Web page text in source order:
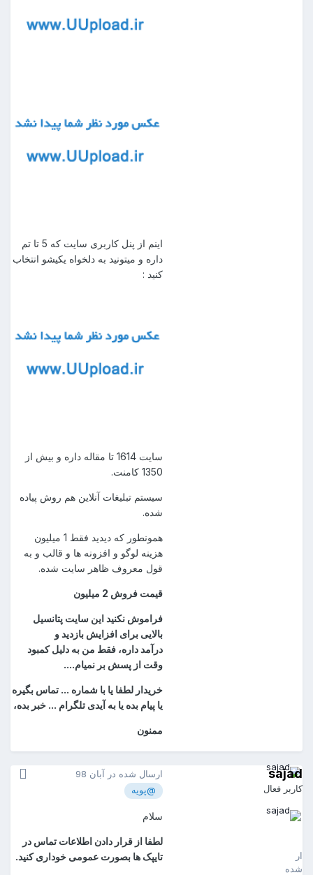
اینم از پنل کاربری سایت که 5 تا تم
داره و میتونید به دلخواه یکیشو انتخاب
کنید :
سایت 1614 تا مقاله داره و بیش از
1350 کامنت.
سیستم تبلیغات آنلاین هم روش پیاده
شده.
همونطور که دیدید فقط 1 میلیون
هزینه لوگو و افزونه ها و قالب و به
قول معروف ظاهر سایت شده.
قیمت فروش 2 میلیون
فراموش نکنید این سایت پتانسیل
بالایی برای افزایش بازدید و
درآمد داره، فقط من به دلیل کمبود
وقت از پسش بر نمیام....
خریدار لطفا یا با شماره ... تماس بگیره
یا پیام بده یا به آیدی تلگرام ... خبر بده،
ممنون
فعال
ارسال شده در آبان 98
@پویه
سلام
لطفا از قرار دادن اطلاعات تماس در
تایپک ها بصورت عمومی خوداری کنید.